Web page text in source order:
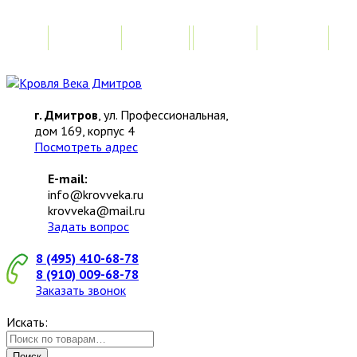
г. Дмитров, ул. Профессиональная,
дом 169, корпус 4
Посмотреть адрес
E-mail:
info@krovveka.ru
krovveka@mail.ru
Задать вопрос
8 (495) 410-68-78
8 (910) 009-68-78
Заказать звонок
Искать: